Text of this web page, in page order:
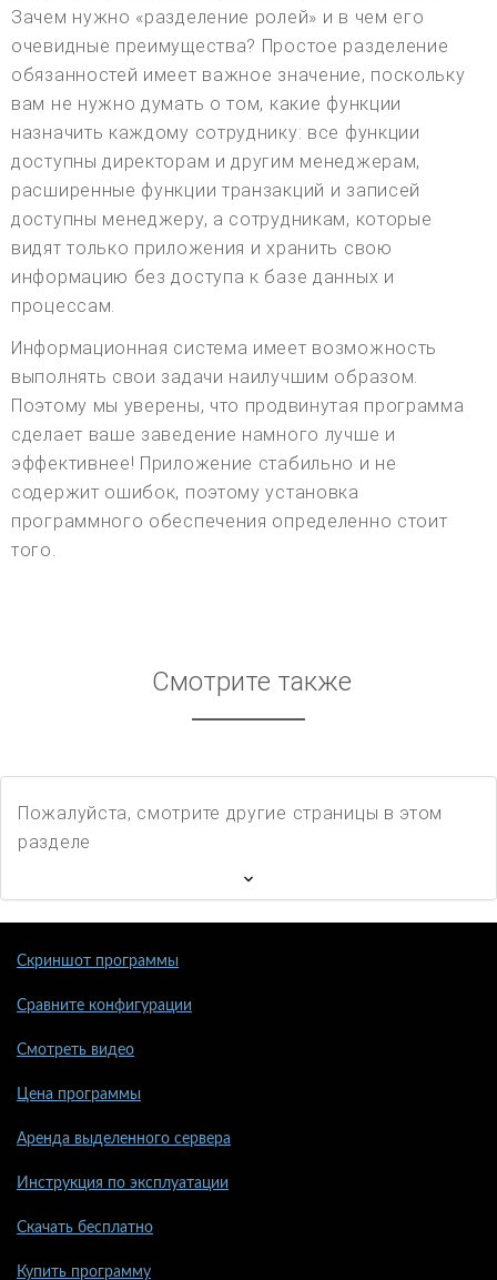
Зачем нужно «разделение ролей» и в чем его
очевидные преимущества? Простое разделение
обязанностей имеет важное значение, поскольку
вам не нужно думать о том, какие функции
назначить каждому сотруднику: все функции
доступны директорам и другим менеджерам,
расширенные функции транзакций и записей
доступны менеджеру, а сотрудникам, которые
видят только приложения и хранить свою
информацию без доступа к базе данных и
процессам.
Информационная система имеет возможность
выполнять свои задачи наилучшим образом.
Поэтому мы уверены, что продвинутая программа
сделает ваше заведение намного лучше и
эффективнее! Приложение стабильно и не
содержит ошибок, поэтому установка
программного обеспечения определенно стоит
того.
Смотрите также
Пожалуйста, смотрите другие страницы в этом
разделе
Скриншот программы
Сравните конфигурации
Смотреть видео
Цена программы
Аренда выделенного сервера
Инструкция по эксплуатации
Скачать бесплатно
Купить программу